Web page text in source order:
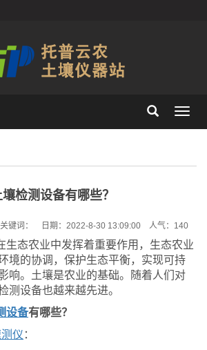
壤检测设备有哪些？
键词： 日期：2022-8-30 13:09:00 人气： 140
态农业中发挥着重要作用，生态农业
境的协调，保护生态平衡，实现可持
响。土壤是农业的基础。随着人们对
测设备也越来越先进。
设备有哪些？
仪 ：